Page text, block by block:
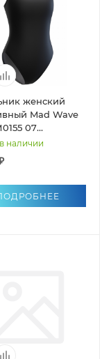
женский
Mad Wave
07
наличии